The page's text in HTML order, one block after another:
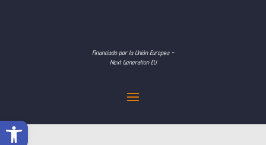
Abrir barra de herramientas
Financiado por la Unión Europea –
Next Generation EU